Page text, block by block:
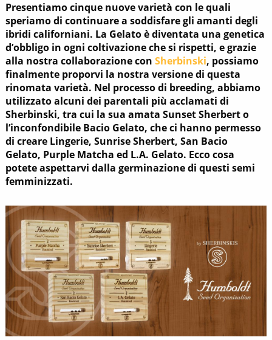
Presentiamo cinque nuove varietà con le quali
speriamo di continuare a soddisfare gli amanti degli
ibridi californiani. La Gelato è diventata una genetica
d’obbligo in ogni coltivazione che si rispetti, e grazie
alla nostra collaborazione con Sherbinski, possiamo
finalmente proporvi la nostra versione di questa
rinomata varietà. Nel processo di breeding, abbiamo
utilizzato alcuni dei parentali più acclamati di
Sherbinski, tra cui la sua amata Sunset Sherbert o
l’inconfondibile Bacio Gelato, che ci hanno permesso
di creare Lingerie, Sunrise Sherbert, San Bacio
Gelato, Purple Matcha ed L.A. Gelato. Ecco cosa
potete aspettarvi dalla germinazione di questi semi
femminizzati.